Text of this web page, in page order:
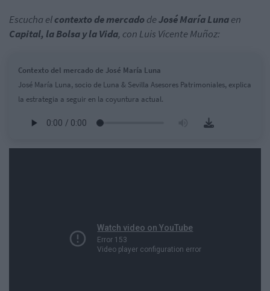
Escucha elcontexto de mercado deJosé María Lunaen
Capital, la Bolsa y la Vida, con Luis Vicente Muñoz:
Contexto del mercado de José María Luna
José María Luna, socio de Luna & Sevilla Asesores Patrimoniales, explica
la estrategia a seguir en la coyuntura actual.